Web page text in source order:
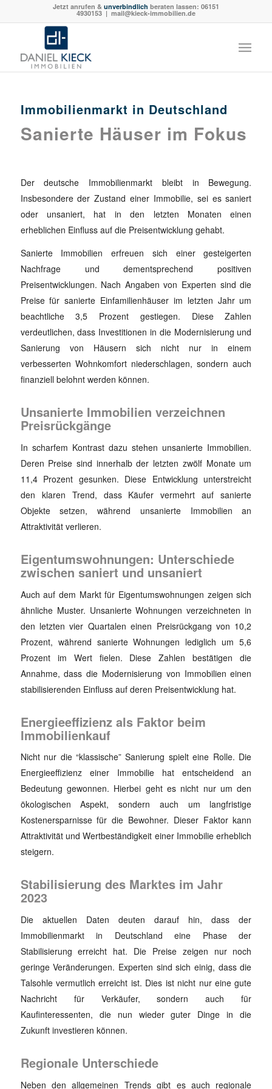
Jetzt anrufen & unverbindlich beraten lassen: 06151
4930153| mail@kieck-immobilien.de
Immobilienmarkt in Deutschland
Sanierte Häuser im Fokus
Der deutsche Immobilienmarkt bleibt in Bewegung.
Insbesondere der Zustand einer Immobilie, sei es saniert
oder unsaniert, hat in den letzten Monaten einen
erheblichen Einfluss auf die Preisentwicklung gehabt.
Sanierte Immobilien erfreuen sich einer gesteigerten
Nachfrage und dementsprechend positiven
Preisentwicklungen. Nach Angaben von Experten sind die
Preise für sanierte Einfamilienhäuser im letzten Jahr um
beachtliche 3,5 Prozent gestiegen. Diese Zahlen
verdeutlichen, dass Investitionen in die Modernisierung und
Sanierung von Häusern sich nicht nur in einem
verbesserten Wohnkomfort niederschlagen, sondern auch
finanziell belohnt werden können.
Unsanierte Immobilien verzeichnen
Preisrückgänge
In scharfem Kontrast dazu stehen unsanierte Immobilien.
Deren Preise sind innerhalb der letzten zwölf Monate um
11,4 Prozent gesunken. Diese Entwicklung unterstreicht
den klaren Trend, dass Käufer vermehrt auf sanierte
Objekte setzen, während unsanierte Immobilien an
Attraktivität verlieren.
Eigentumswohnungen: Unterschiede
zwischen saniert und unsaniert
Auch auf dem Markt für Eigentumswohnungen zeigen sich
ähnliche Muster. Unsanierte Wohnungen verzeichneten in
den letzten vier Quartalen einen Preisrückgang von 10,2
Prozent, während sanierte Wohnungen lediglich um 5,6
Prozent im Wert fielen. Diese Zahlen bestätigen die
Annahme, dass die Modernisierung von Immobilien einen
stabilisierenden Einfluss auf deren Preisentwicklung hat.
Energieeffizienz als Faktor beim
Immobilienkauf
Nicht nur die “klassische” Sanierung spielt eine Rolle. Die
Energieeffizienz einer Immobilie hat entscheidend an
Bedeutung gewonnen. Hierbei geht es nicht nur um den
ökologischen Aspekt, sondern auch um langfristige
Kostenersparnisse für die Bewohner. Dieser Faktor kann
Attraktivität und Wertbeständigkeit einer Immobilie erheblich
steigern.
Stabilisierung des Marktes im Jahr
2023
Die aktuellen Daten deuten darauf hin, dass der
Immobilienmarkt in Deutschland eine Phase der
Stabilisierung erreicht hat. Die Preise zeigen nur noch
geringe Veränderungen. Experten sind sich einig, dass die
Talsohle vermutlich erreicht ist. Dies ist nicht nur eine gute
Nachricht für Verkäufer, sondern auch für
Kaufinteressenten, die nun wieder guter Dinge in die
Zukunft investieren können.
Regionale Unterschiede
Neben den allgemeinen Trends gibt es auch regionale